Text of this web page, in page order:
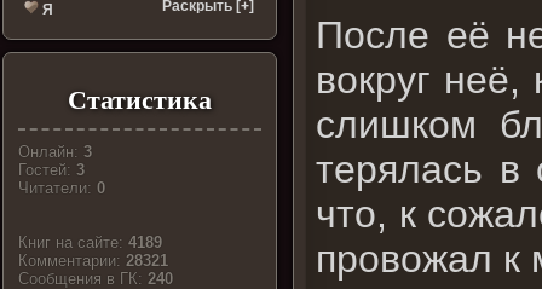
Я Раскрыть [+]
Статистика
Онлайн:3
Гостей:3
Читатели:0
Книг на сайте:4189
Комментарии:28321
Cообщения в ГК:240
После её
вокруг
слишком
терялась
что, к
провожал к